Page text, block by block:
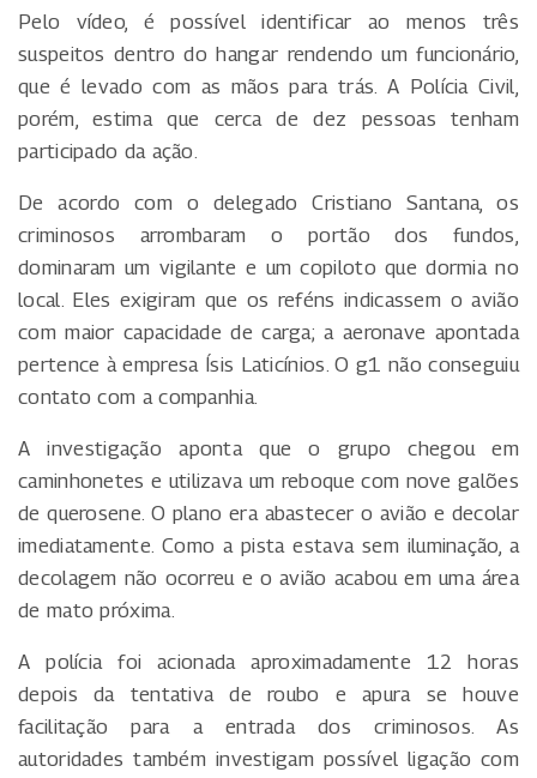
Pelo vídeo, é possível identificar ao menos três
suspeitos dentro do hangar rendendo um funcionário,
que é levado com as mãos para trás. A Polícia Civil,
porém, estima que cerca de dez pessoas tenham
participado da ação.
De acordo com o delegado Cristiano Santana, os
criminosos arrombaram o portão dos fundos,
dominaram um vigilante e um copiloto que dormia no
local. Eles exigiram que os reféns indicassem o avião
com maior capacidade de carga; a aeronave apontada
pertence à empresa Ísis Laticínios. O g1 não conseguiu
contato com a companhia.
A investigação aponta que o grupo chegou em
caminhonetes e utilizava um reboque com nove galões
de querosene. O plano era abastecer o avião e decolar
imediatamente. Como a pista estava sem iluminação, a
decolagem não ocorreu e o avião acabou em uma área
de mato próxima.
A polícia foi acionada aproximadamente 12 horas
depois da tentativa de roubo e apura se houve
facilitação para a entrada dos criminosos. As
autoridades também investigam possível ligação com